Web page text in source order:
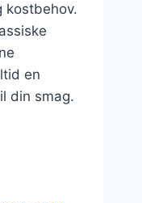
kostbehov.
en
din smag.